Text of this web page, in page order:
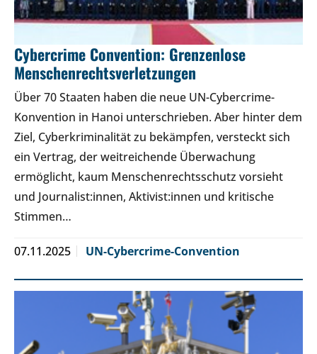
Cybercrime Convention: Grenzenlose
Menschenrechtsverletzungen
Über 70 Staaten haben die neue UN-Cybercrime-
Konvention in Hanoi unterschrieben. Aber hinter dem
Ziel, Cyberkriminalität zu bekämpfen, versteckt sich
ein Vertrag, der weitreichende Überwachung
ermöglicht, kaum Menschenrechtsschutz vorsieht
und Journalist:innen, Aktivist:innen und kritische
Stimmen…
07.11.2025 UN-Cybercrime-Convention